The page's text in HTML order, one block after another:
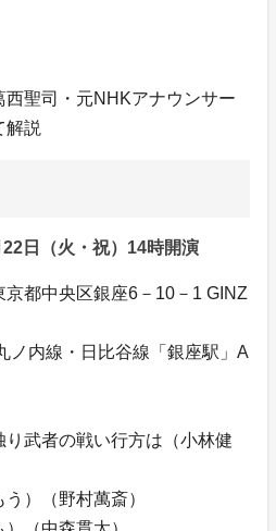
聖司・元NHKアナウンサー
解説
日（火・祝）14時開演
京都中央区銀座6－10－1 GINZ
ノ内線・日比谷線「銀座駅」A
り武者の戦い行方は（小林健
）（野村萬斎）